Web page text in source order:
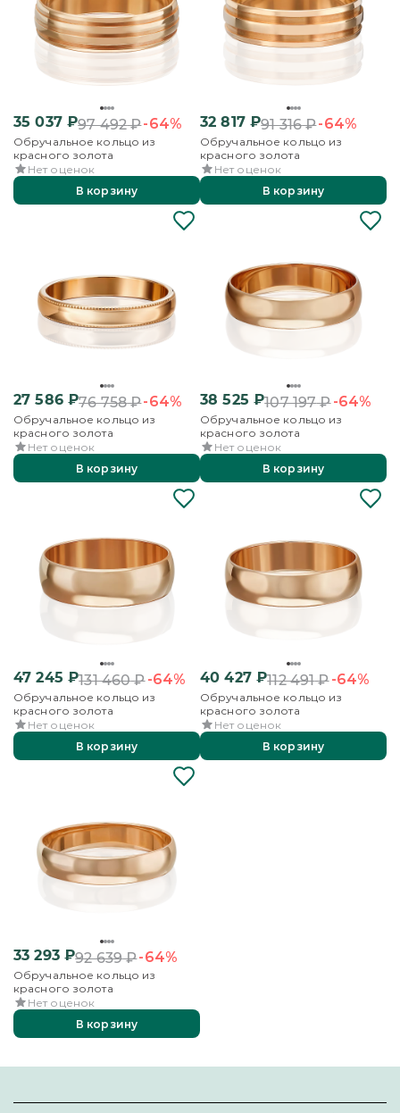
35 037₽97 492₽-64%
Обручальное кольцо из
красного золота
Нет оценок
В корзину
32 817₽91 316₽-64%
Обручальное кольцо из
красного золота
Нет оценок
В корзину
27 586₽76 758₽-64%
Обручальное кольцо из
красного золота
Нет оценок
В корзину
38 525 ₽107 197₽-64%
Обручальное кольцо из
красного золота
Нет оценок
В корзину
47 245 ₽131 460₽-64%
Обручальное кольцо из
красного золота
Нет оценок
В корзину
40 427₽112 491₽-64%
Обручальное кольцо из
красного золота
Нет оценок
В корзину
33 293₽92 639₽-64%
Обручальное кольцо из
красного золота
Нет оценок
В корзину